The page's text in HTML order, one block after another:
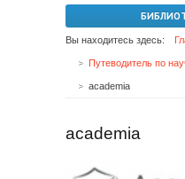
Вы находитесь здесь:
academia
academia